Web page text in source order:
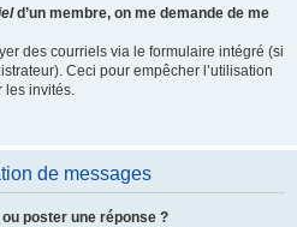
d’un membre, on me demande de me
des courriels via le formulaire intégré (si
Ceci pour empêcher l’utilisation
les invités.
de messages
poster une réponse ?